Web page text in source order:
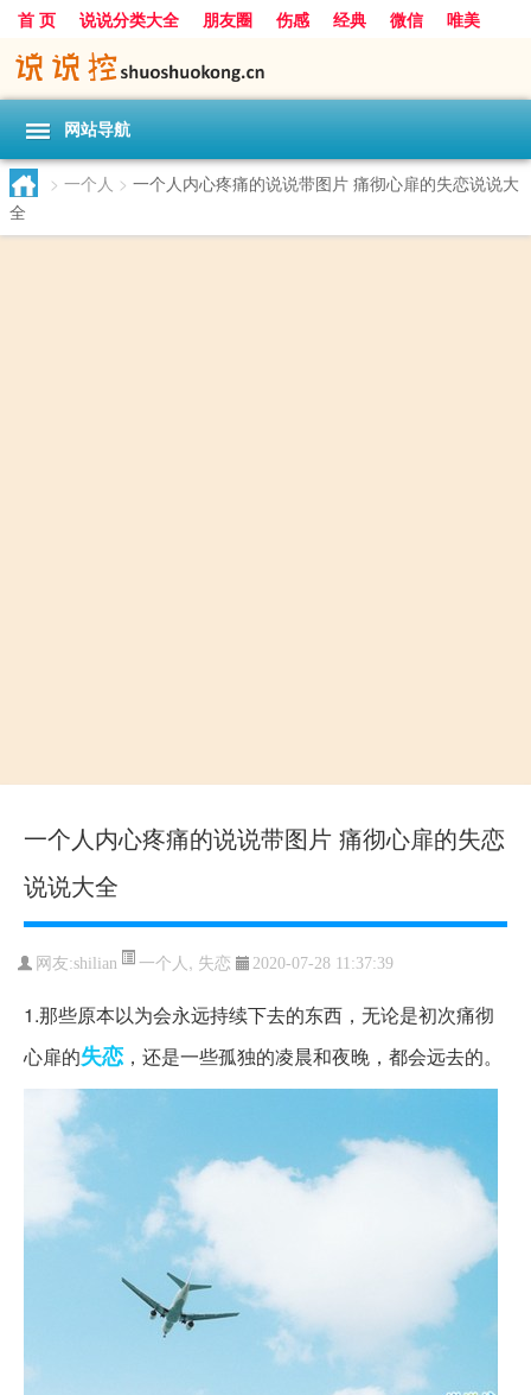
首 页 说说分类大全 朋友圈 伤感 经典 微信
唯美
励志
爱情 搞笑
网站导航
> 一个人 > 一个人内心疼痛的说说带图片 痛彻心扉的失恋说说大
全
一个人内心疼痛的说说带图片 痛彻心扉的失恋
说说大全
网友:shilian 一个人 , 失恋 2020-07-28 11:37:39
1.那些原本以为会永远持续下去的东西，无论是初次痛彻
心扉的失恋 ，还是一些孤独的凌晨和夜晚，都会远去的。